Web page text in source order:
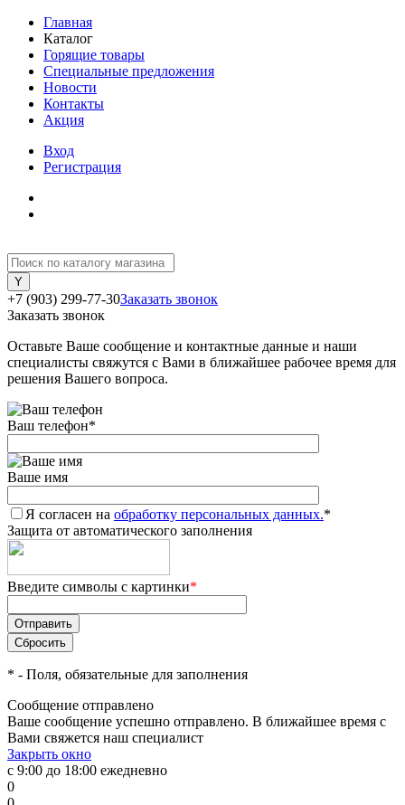
Главная
Каталог
Горящие товары
Специальные предложения
Новости
Контакты
Акция
Вход
Регистрация
+7 (903) 299-77-30Заказать звонок
Заказать звонок
Оставьте Ваше сообщение и контактные данные и наши
специалисты свяжутся с Вами в ближайшее рабочее время для
решения Вашего вопроса.
Ваш телефон*
Ваше имя
Я согласен на обработку персональных данных.*
Защита от автоматического заполнения
Введите символы с картинки*
* - Поля, обязательные для заполнения
Сообщение отправлено
Ваше сообщение успешно отправлено. В ближайшее время с
Вами свяжется наш специалист
Закрыть окно
с 9:00 до 18:00 ежедневно
0